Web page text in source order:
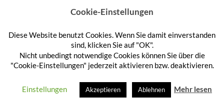
so nett, mir Paradox 2 von Phillip P. Petersson zu
Cookie-Einstellungen
Diese Website benutzt Cookies. Wenn Sie damit einverstanden
sind, klicken Sie auf "OK".
Nicht unbedingt notwendige Cookies können Sie über die
"Cookie-Einstellungen" jederzeit aktivieren bzw. deaktivieren.
Einstellungen Akzeptieren Ablehnen Mehr lesen